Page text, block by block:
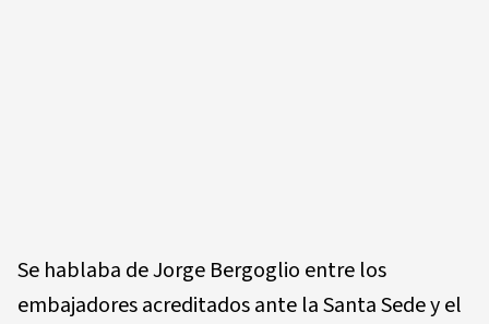
Se hablaba de Jorge Bergoglio entre los
embajadores acreditados ante la Santa Sede y el